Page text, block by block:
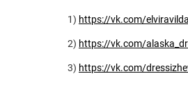
1) https://vk.com/
2) https://vk.com/
3) https://vk.com/